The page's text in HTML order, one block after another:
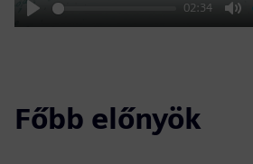
Play
02:34
Főbb előnyök